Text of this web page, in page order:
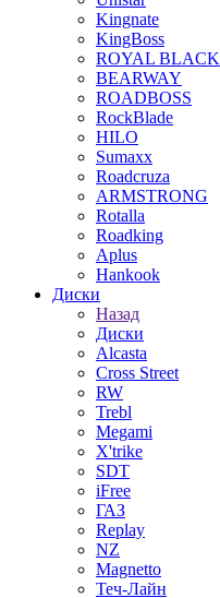
Kingnate
KingBoss
ROYAL BLACK
BEARWAY
ROADBOSS
RockBlade
HILO
Sumaxx
Roadcruza
ARMSTRONG
Rotalla
Roadking
Aplus
Hankook
Диски
Назад
Диски
Alcasta
Cross Street
RW
Trebl
Megami
X'trike
SDT
iFree
ГАЗ
Replay
NZ
Magnetto
Теч-Лайн